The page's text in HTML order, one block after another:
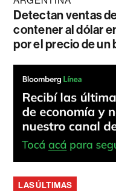
Detectan ventas
contener al dólar
por el precio de un
LAS ÚLTIMAS